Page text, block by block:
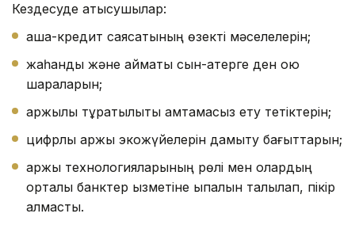
Кездесуде қатысушылар:
ақша-кредит саясатының өзекті мәселелерін;
жаһандық және аймақтық сын-қатерге ден қою
шараларын;
қаржылық тұрақтылықты қамтамасыз ету тетіктерін;
цифрлық қаржы экожүйелерін дамыту бағыттарын;
қаржы технологияларының рөлі мен олардың
орталық банктер қызметіне ықпалын талқылап, пікір
алмасты.